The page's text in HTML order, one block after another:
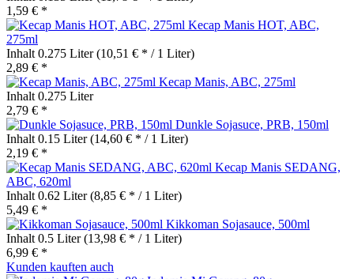
1,59 € *
Kecap Manis HOT, ABC,
275ml
Inhalt 0.275 Liter(10,51 € * / 1 Liter)
2,89 € *
Kecap Manis, ABC, 275ml
Inhalt 0.275 Liter
2,79 € *
Dunkle Sojasuce, PRB, 150ml
Inhalt 0.15 Liter(14,60 € * / 1 Liter)
2,19 € *
Kecap Manis SEDANG,
ABC, 620ml
Inhalt 0.62 Liter(8,85 € * / 1 Liter)
5,49 € *
Kikkoman Sojasauce, 500ml
Inhalt 0.5 Liter(13,98 € * / 1 Liter)
6,99 € *
Kunden kauften auch